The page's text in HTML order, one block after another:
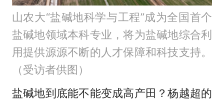
山农大“盐碱地科学与工程”成为全国首个
盐碱地领域本科专业，将为盐碱地综合利
用提供源源不断的人才保障和科技支持。
（受访者供图）
盐碱地到底能不能变成高产田？杨越超的